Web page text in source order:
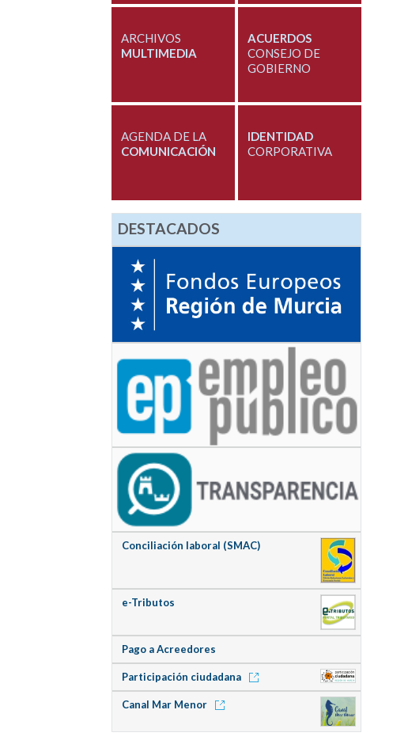
ARCHIVOS
MULTIMEDIA
ACUERDOS
CONSEJO DE
GOBIERNO
AGENDA DE LA
COMUNICACIÓN
IDENTIDAD
CORPORATIVA
DESTACADOS
Conciliación laboral (SMAC)
e-Tributos
Pago a Acreedores
Participación ciudadana
Canal Mar Menor